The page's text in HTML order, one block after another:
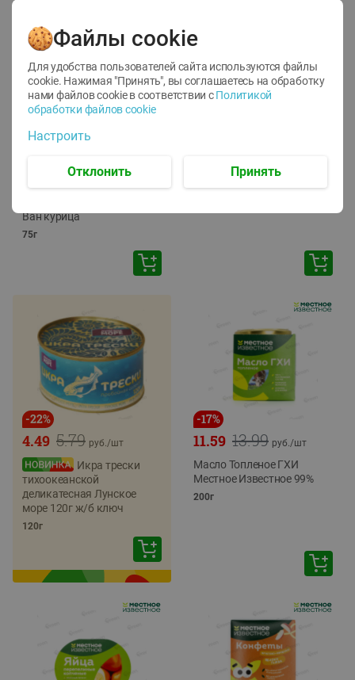
12
1.05 руб./
руб./шт
Корм влаж. для кош. с
Ван курица
75г
ТОФУ Vegetus ТВЕРДЫЙ
-22%
5.79
4.49 руб./шт
Икра трески
тихоокеанской
деликатесная Лунское
море 120г ж/б ключ
120г
-17%
13.99
11.59 руб./шт
Масло Топленое ГХИ
Местное Известное 99%
200г
Файлы cookie
Для удобства пользователей сайта используются файлы
cookie. Нажимая "Принять", вы соглашаетесь на обработку
нами файлов cookie в соответствии с Политикой
обработки файлов cookie
Настроить
Отклонить Принять